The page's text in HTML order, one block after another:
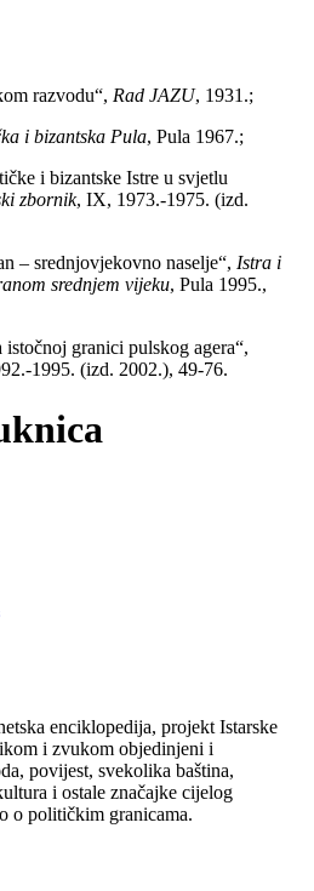
razvodu“, Rad JAZU, 1931.;
i bizantska Pula, Pula 1967.;
i bizantske Istre u svjetlu
zbornik, IX, 1973.-1975. (izd.
– srednjovjekovno naselje“, Istra i
srednjem vijeku, Pula 1995.,
granici pulskog agera“,
1995. (izd. 2002.), 49-76.
enciklopedija, projekt Istarske
i zvukom objedinjeni i
povijest, svekolika baština,
i ostale značajke cijelog
o političkim granicama.